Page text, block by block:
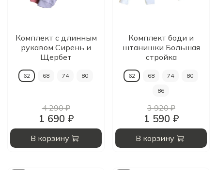
Комплект с длинным
рукавом Сирень и
Щербет
62 68 74 80
4 290 ₽
1 690 ₽
В корзину
Комплект боди и
штанишки Большая
стройка
62 68 74 80
86
3 920 ₽
1 590 ₽
В корзину